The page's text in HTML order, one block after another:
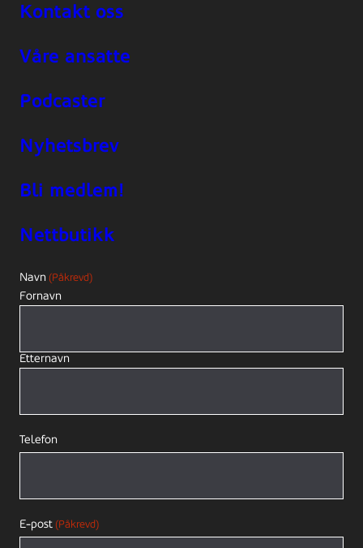
Kontakt oss
Våre ansatte
Podcaster
Nyhetsbrev
Bli medlem!
Nettbutikk
Navn (Påkrevd)
Fornavn
Etternavn
Telefon
E-post (Påkrevd)